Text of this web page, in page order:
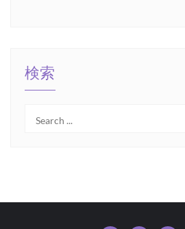
検索